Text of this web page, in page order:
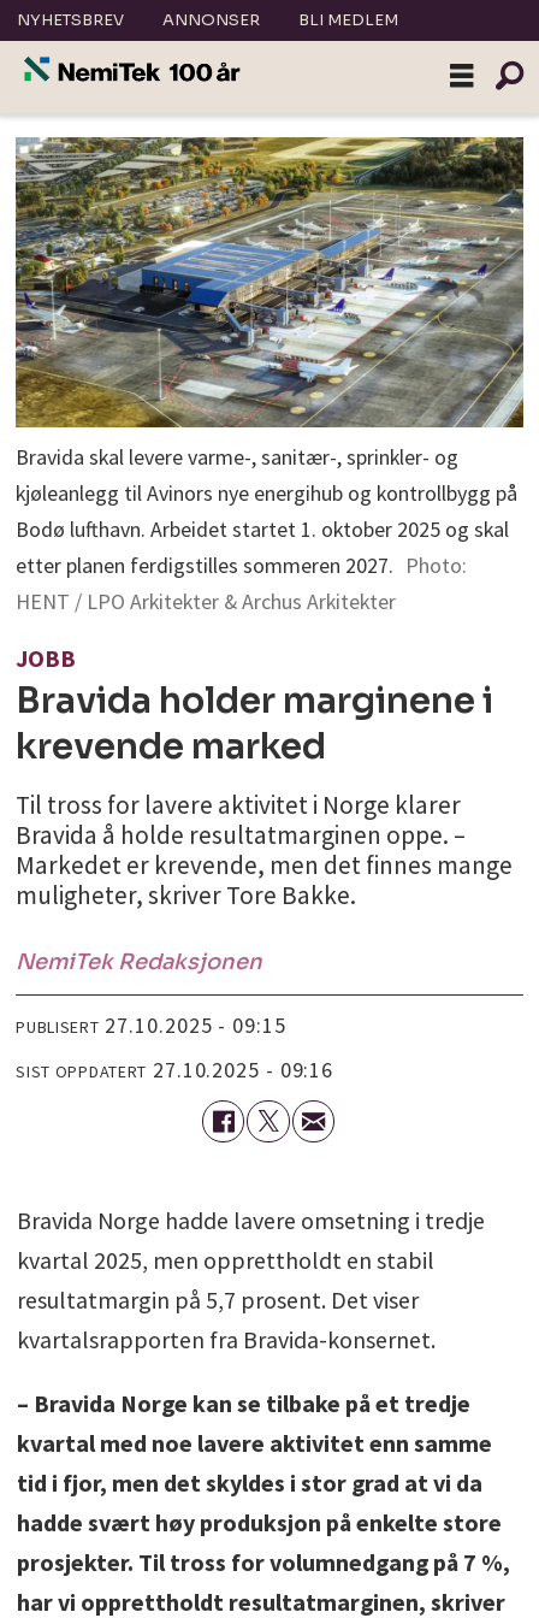
NYHETSBREV ANNONSER BLI MEDLEM
Bravida skal levere varme-, sanitær-, sprinkler- og
kjøleanlegg til Avinors nye energihub og kontrollbygg på
Bodø lufthavn. Arbeidet startet 1. oktober 2025 og skal
etter planen ferdigstilles sommeren 2027. Photo:
HENT / LPO Arkitekter & Archus Arkitekter
JOBB
Bravida holder marginene i
krevende marked
Til tross for lavere aktivitet i Norge klarer
Bravida å holde resultatmarginen oppe. –
Markedet er krevende, men det finnes mange
muligheter, skriver Tore Bakke.
NemiTek Redaksjonen
PUBLISERT 27.10.2025 - 09:15
SIST OPPDATERT 27.10.2025 - 09:16
Bravida Norge hadde lavere omsetning i tredje
kvartal 2025, men opprettholdt en stabil
resultatmargin på 5,7 prosent. Det viser
kvartalsrapporten fra Bravida-konsernet.
– Bravida Norge kan se tilbake på et tredje
kvartal med noe lavere aktivitet enn samme
tid i fjor, men det skyldes i stor grad at vi da
hadde svært høy produksjon på enkelte store
prosjekter. Til tross for volumnedgang på 7 %,
har vi opprettholdt resultatmarginen, skriver